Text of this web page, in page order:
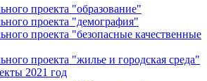
проекта "образование"
проекта "демография"
проекта "безопасные качественные
проекта "жилье и городская среда"
2021 год